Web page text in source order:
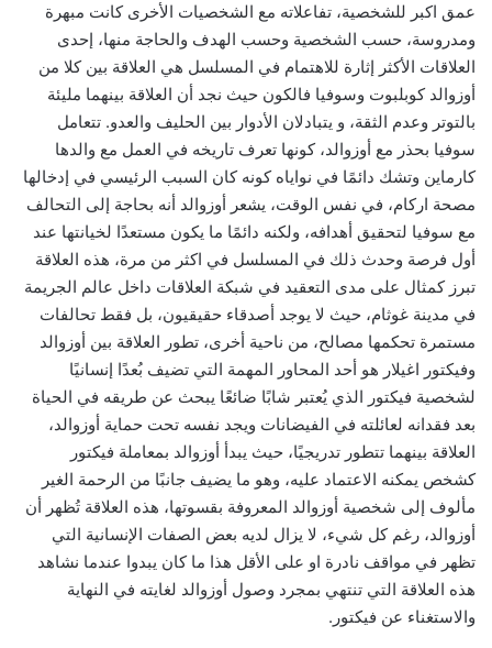
عمق اكبر للشخصية، تفاعلاته مع الشخصيات الأخرى كانت مبهرة
ومدروسة، حسب الشخصية وحسب الهدف والحاجة منها، إحدى
العلاقات الأكثر إثارة للاهتمام في المسلسل هي العلاقة بين كلا من
أوزوالد كوبلبوت وسوفيا فالكون حيث نجد أن العلاقة بينهما مليئة
بالتوتر وعدم الثقة، و يتبادلان الأدوار بين الحليف والعدو. تتعامل
سوفيا بحذر مع أوزوالد، كونها تعرف تاريخه في العمل مع والدها
كارماين وتشك دائمًا في نواياه كونه كان السبب الرئيسي في إدخالها
مصحة اركام، في نفس الوقت، يشعر أوزوالد أنه بحاجة إلى التحالف
مع سوفيا لتحقيق أهدافه، ولكنه دائمًا ما يكون مستعدًا لخيانتها عند
أول فرصة وحدث ذلك في المسلسل في اكثر من مرة، هذه العلاقة
تبرز كمثال على مدى التعقيد في شبكة العلاقات داخل عالم الجريمة
في مدينة غوثام، حيث لا يوجد أصدقاء حقيقيون، بل فقط تحالفات
مستمرة تحكمها مصالح، من ناحية أخرى، تطور العلاقة بين أوزوالد
وفيكتور اغيلار هو أحد المحاور المهمة التي تضيف بُعدًا إنسانيًا
لشخصية فيكتور الذي يُعتبر شابًا ضائعًا يبحث عن طريقه في الحياة
بعد فقدانه لعائلته في الفيضانات ويجد نفسه تحت حماية أوزوالد،
العلاقة بينهما تتطور تدريجيًا، حيث يبدأ أوزوالد بمعاملة فيكتور
كشخص يمكنه الاعتماد عليه، وهو ما يضيف جانبًا من الرحمة الغير
مألوف إلى شخصية أوزوالد المعروفة بقسوتها، هذه العلاقة تُظهر أن
أوزوالد، رغم كل شيء، لا يزال لديه بعض الصفات الإنسانية التي
تظهر في مواقف نادرة او على الأقل هذا ما كان يبدوا عندما نشاهد
هذه العلاقة التي تنتهي بمجرد وصول أوزوالد لغايته في النهاية
والاستغناء عن فيكتور.